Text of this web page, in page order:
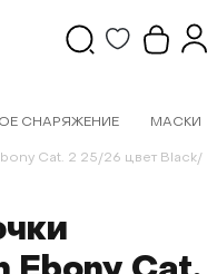
СНАРЯЖЕНИЕ МАСКИ
Cat. 2 25/26 цвет Black/